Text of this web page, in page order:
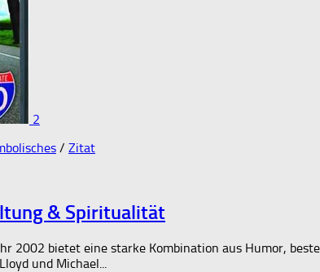
2
/ Zitat
& Spiritualität
2002 bietet eine starke Kombination aus Humor,
und Michael...